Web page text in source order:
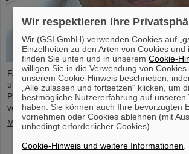
FAIR und GSI trauern um einen
und einen der Wegbereiter für das FAIR-
Physiker Bikash Sinha ist am 11. August im
von uns gegangen.
Mehr »
Wir respektieren Ihre
Wir (GSI GmbH) verwenden Cookies auf
Einzelheiten zu den Arten von Cookies und
finden Sie unten und in unseremCookie-
willigen Sie in die Verwendung von Cookies
unserem Cookie-Hinweis beschrieben,
„Alle zulassen und fortsetzen“ klicken, um
bestmögliche Nutzererfahrung auf unseren
haben. Sie können auch Ihre bevorzugten
vornehmen oder Cookies ablehnen (mit
unbedingt erforderlicher Cookies).
Cookie-Hinweis und weitere Informationen